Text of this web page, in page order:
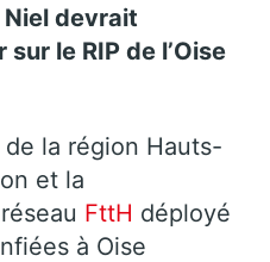
Niel devrait
le RIP de l’Oise
la région Hauts-
et la
FttH déployé
à Oise